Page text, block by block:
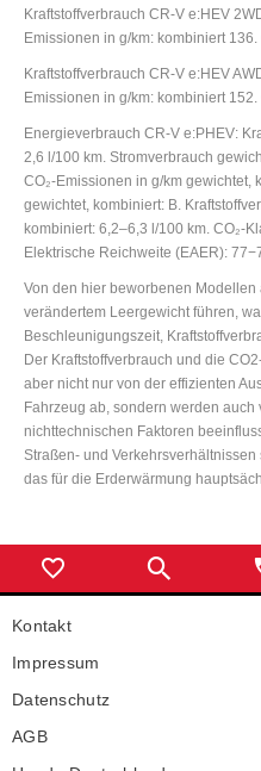
Kraftstoffverbrauch CR-V e:HEV
Emissionen in g/km: kombiniert 136.
Kraftstoffverbrauch CR-V e:HEV
Emissionen in g/km: kombiniert 152.
Energieverbrauch CR-V e:PHEV:
2,6 l/100 km. Stromverbrauch
CO₂-Emissionen in g/km gewichtet,
gewichtet, kombiniert: B.
kombiniert: 6,2–6,3 l/100 km. CO₂-
Elektrische Reichweite (EAER):
Von den hier beworbenen
verändertem Leergewicht führen,
Beschleunigungszeit,
Der Kraftstoffverbrauch und die
aber nicht nur von der effizienten
Fahrzeug ab, sondern werden auch
nichttechnischen Faktoren
Straßen- und
das für die Erderwärmung
Kontakt
Impressum
Datenschutz
AGB